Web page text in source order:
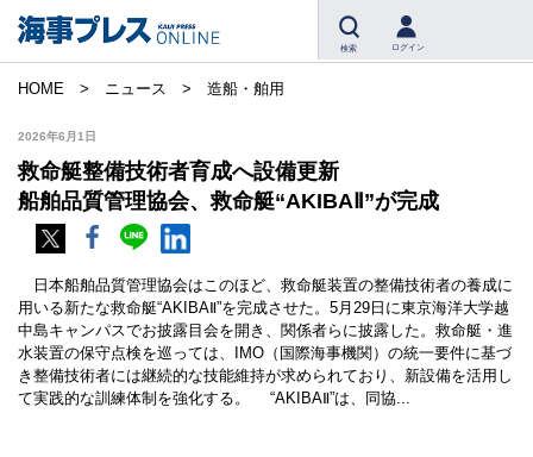
検索 ログイン
HOME ニュース 造船・舶用
2026年6月1日
救命艇整備技術者育成へ設備更新
船舶品質管理協会、救命艇“AKIBAⅡ”が完成
日本船舶品質管理協会はこのほど、救命艇装置の整備技術者の養成に
用いる新たな救命艇“AKIBAⅡ”を完成させた。5月29日に東京海洋大学越
中島キャンパスでお披露目会を開き、関係者らに披露した。救命艇・進
水装置の保守点検を巡っては、IMO（国際海事機関）の統一要件に基づ
き整備技術者には継続的な技能維持が求められており、新設備を活用し
て実践的な訓練体制を強化する。 “AKIBAⅡ”は、同協...